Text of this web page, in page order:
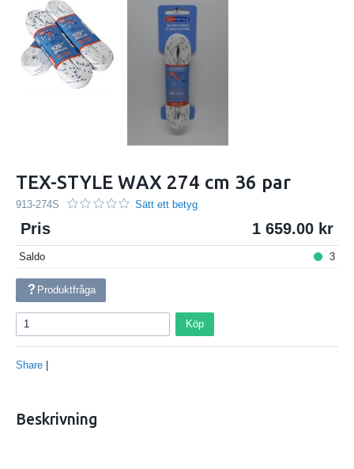
TEX-STYLE WAX 274 cm 36 par
913-274S Sätt ett betyg
Pris 1 659.00
Saldo 3
Produktfråga
Köp
Share
Beskrivning